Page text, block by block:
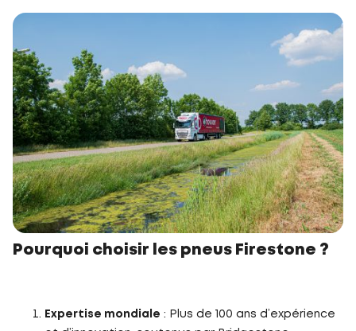
Pourquoi choisir les pneus Firestone ?
Expertise mondiale : Plus de 100 ans d’expérience